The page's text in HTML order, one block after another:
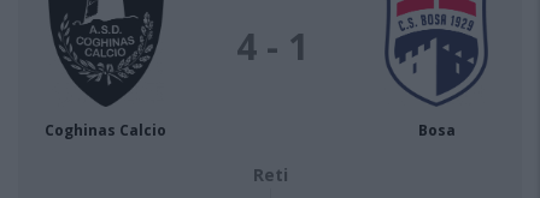
Coghinas Calcio
4 - 1
Bosa
Reti